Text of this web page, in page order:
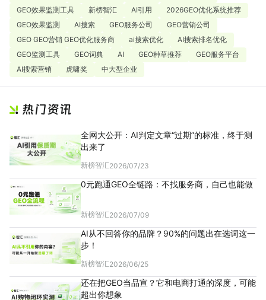
GEO效果监测工具
新榜智汇 AI引用
2026GEO优化系统推荐
GEO效果监测
AI搜索 GEO服务公司
GEO营销公司
GEO GEO营销 GEO优化服务商
ai搜索优化
AI搜索排名优化
GEO监测工具
GEO词典 AI GEO种草推荐
GEO服务平台
AI搜索营销
虎啸奖 中大型企业
全网大公开：AI判定文章“过期”的标准，终于测
出来了
新榜智汇2026/07/23
0元跑通GEO全链路：不找服务商，自己也能做
新榜智汇2026/07/09
AI从不回答你的品牌？90%的问题出在选词这一
步！
新榜智汇2026/06/25
还在把GEO当品宣？它和电商打通的深度，可能
超出你想象